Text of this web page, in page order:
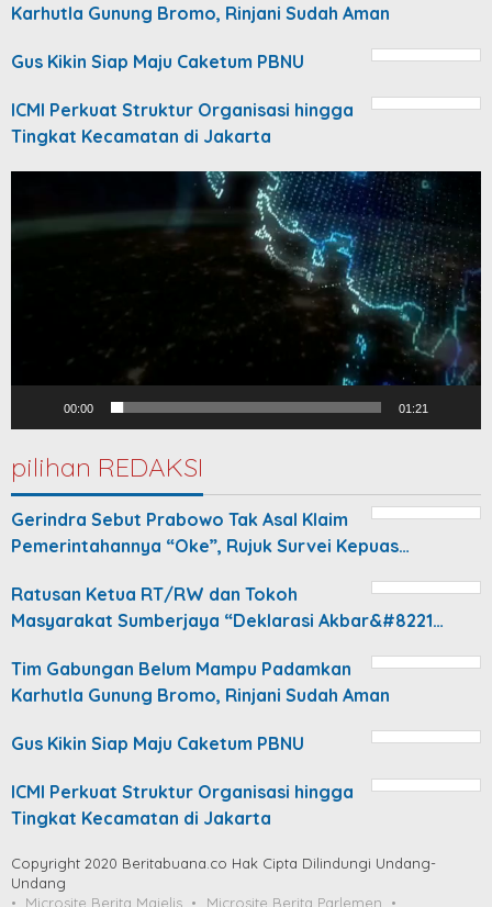
Karhutla Gunung Bromo, Rinjani Sudah Aman
Gus Kikin Siap Maju Caketum PBNU
ICMI Perkuat Struktur Organisasi hingga
Tingkat Kecamatan di Jakarta
00:00 01:21
pilihan REDAKSI
Gerindra Sebut Prabowo Tak Asal Klaim
Pemerintahannya “Oke”, Rujuk Survei Kepuas…
Ratusan Ketua RT/RW dan Tokoh
Masyarakat Sumberjaya “Deklarasi Akbar&#8221…
Tim Gabungan Belum Mampu Padamkan
Karhutla Gunung Bromo, Rinjani Sudah Aman
Gus Kikin Siap Maju Caketum PBNU
ICMI Perkuat Struktur Organisasi hingga
Tingkat Kecamatan di Jakarta
Copyright 2020 Beritabuana.co Hak Cipta Dilindungi Undang-
Undang
Microsite Berita Majelis
Microsite Berita Parlemen